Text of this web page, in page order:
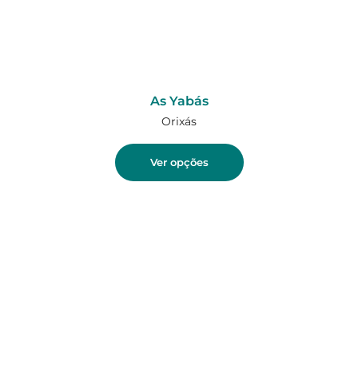
As Yabás
Orixás
Ver opções